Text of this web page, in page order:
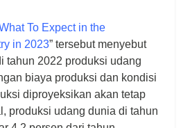
To Expect in the
in 2023” tersebut menyebut
tahun 2022 produksi udang
biaya produksi dan kondisi
diproyeksikan akan tetap
produksi udang dunia di tahun